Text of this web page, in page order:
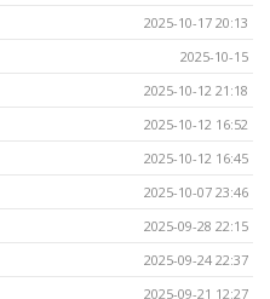
2025-10-17 20:13
2025-10-15
2025-10-12 21:18
2025-10-12 16:52
2025-10-12 16:45
2025-10-07 23:46
2025-09-28 22:15
2025-09-24 22:37
2025-09-21 12:27